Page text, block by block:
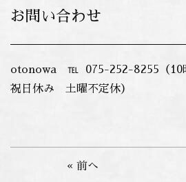
お問い合わせ
otonowa ℡ 075-252-8255（10時
祝日休み 土曜不定休）
« 前へ